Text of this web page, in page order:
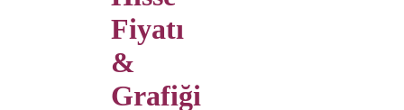
Fiyatı
&
Grafiği